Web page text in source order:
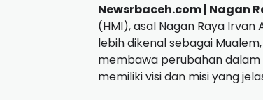
Newsrbaceh.com | Nagan
(HMI), asal Nagan Raya
lebih dikenal sebagai
membawa perubahan
memiliki visi dan misi yang